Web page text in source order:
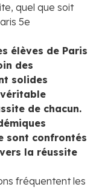
quel que soit
5e
élèves de Paris
des
solides
de chacun.
sont confrontés
la réussite
fréquentent les